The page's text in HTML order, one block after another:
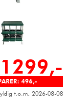
1299,-
496,-
t.o.m. 2026-08-08